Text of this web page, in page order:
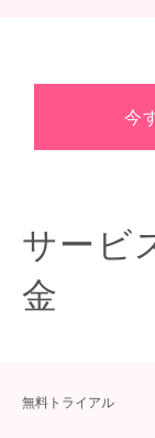
今
サービ
金
無料トライアル